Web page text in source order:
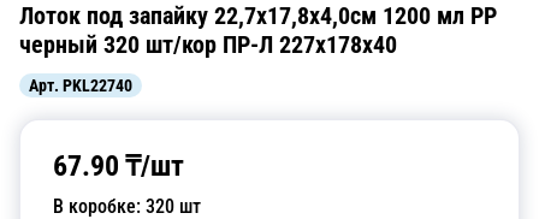
Лоток под запайку 22,7х17,8х4,0см 1200 мл PP
черный 320 шт/кор ПР-Л 227х178х40
Арт. PKL22740
67.90 ₸/шт
В коробке: 320 шт